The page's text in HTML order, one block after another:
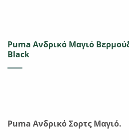
Puma Ανδρικό Μαγιό
Black
Puma Ανδρικό Σορτς Μαγιό.